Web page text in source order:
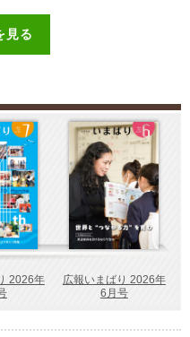
見る
2026年
広報いまばり 2026年
6月号